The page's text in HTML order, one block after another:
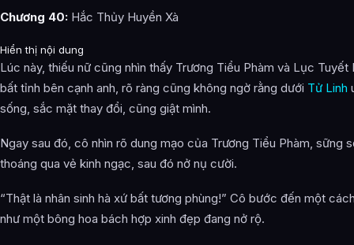
Chương 40: Hắc Thủy Huyền Xà
Hiển thị nội dung
Lúc này, thiếu nữ cũng nhìn thấy Trương Tiểu Phàm và Lục Tuyết
bất tỉnh bên cạnh anh, rõ ràng cũng không ngờ rằng dưới Tử Linh
sống, sắc mặt thay đổi, cũng giật mình.
Ngay sau đó, cô nhìn rõ dung mạo của Trương Tiểu Phàm, sững
thoáng qua vẻ kinh ngạc, sau đó nở nụ cười.
“Thật là nhân sinh hà xứ bất tương phùng!” Cô bước đến một
như một bông hoa bách hợp xinh đẹp đang nở rộ.